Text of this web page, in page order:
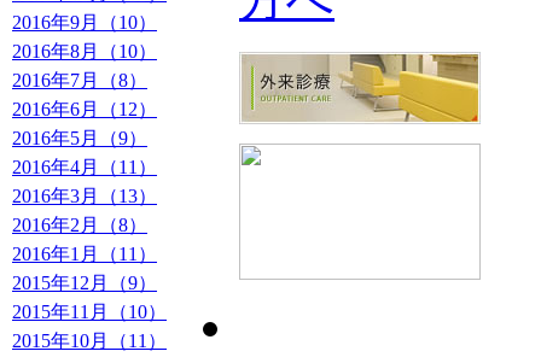
2016年9月（10）
2016年8月（10）
2016年7月（8）
2016年6月（12）
2016年5月（9）
2016年4月（11）
2016年3月（13）
2016年2月（8）
2016年1月（11）
2015年12月（9）
2015年11月（10）
2015年10月（11）